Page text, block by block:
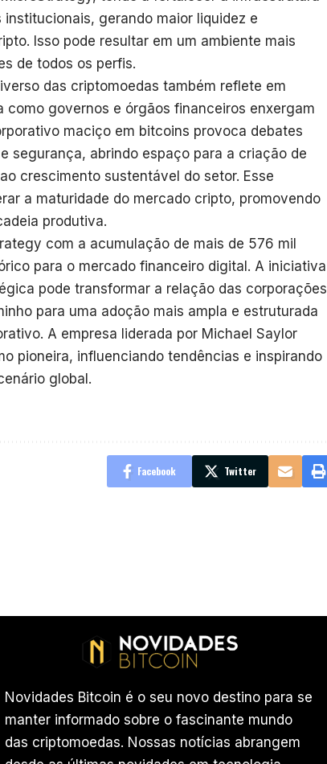
gerando maior liquidez e
Isso pode resultar em um ambiente mais
de todos os perfis.
das criptomoedas também reflete em
como governos e órgãos financeiros enxergam
maciço em bitcoins provoca debates
segurança, abrindo espaço para a criação de
crescimento sustentável do setor. Esse
a maturidade do mercado cripto, promovendo
produtiva.
com a acumulação de mais de 576 mil
para o mercado financeiro digital. A iniciativa
pode transformar a relação das corporações
para uma adoção mais ampla e estruturada
A empresa liderada por Michael Saylor
pioneira, influenciando tendências e inspirando
global.
Facebook Twitter
Novidades Bitcoin é o seu novo destino para se
manter informado sobre o fascinante mundo
das criptomoedas. Nossas notícias abrangem